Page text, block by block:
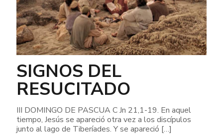
SIGNOS DEL
RESUCITADO
III DOMINGO DE PASCUA C Jn 21,1-19. En aquel
tiempo, Jesús se apareció otra vez a los discípulos
junto al lago de Tiberíades. Y se apareció […]